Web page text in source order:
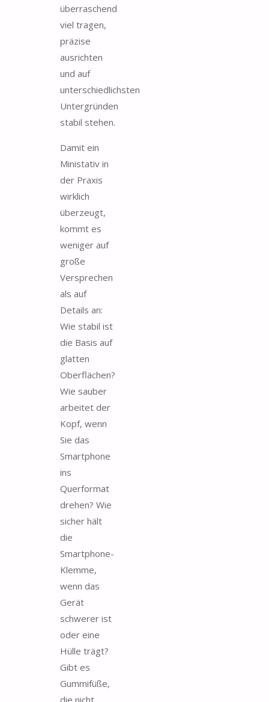
überraschend
viel tragen,
präzise
ausrichten
und auf
unterschiedlichsten
Untergründen
stabil stehen.
Damit ein
Ministativ in
der Praxis
wirklich
überzeugt,
kommt es
weniger auf
große
Versprechen
als auf
Details an:
Wie stabil ist
die Basis auf
glatten
Oberflächen?
Wie sauber
arbeitet der
Kopf, wenn
Sie das
Smartphone
ins
Querformat
drehen? Wie
sicher hält
die
Smartphone-
Klemme,
wenn das
Gerät
schwerer ist
oder eine
Hülle trägt?
Gibt es
Gummifüße,
die nicht